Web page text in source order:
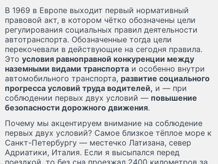
В 1969 в Европе выходит первый нормативный
правовой акт, в котором чётко обозначены цели
регулирования социальных правил деятельности
автотранспорта. Обозначенные тогда цели
перекочевали в действующие на сегодня правила.
Это условия равноправной конкуренции между
наземными видами транспорта и особенно внутри
автомобильного транспорта, развитие социального
прогресса условий труда водителей, и — при
соблюдении первых двух условий — повышение
безопасности дорожного движения.
Почему мы акцентируем внимание на соблюдение
первых двух условий? Самое близкое тёплое море к
Санкт-Петербургу — местечко Латизана, север
Адриатики, Италия. Если я высыпался перед
поездкой, то без сна проезжал 2400 километров за